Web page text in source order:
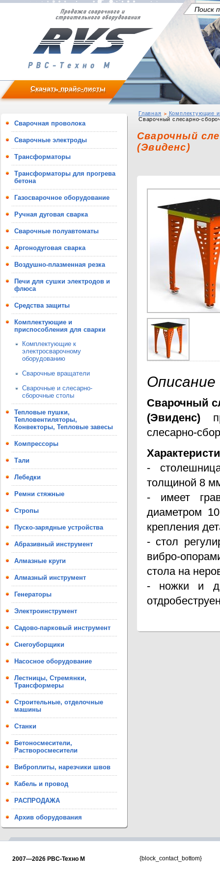
Скачать прайс-листы
Сварочная проволока
Сварочные электроды
Трансформаторы
Трансформаторы для прогрева
бетона
Газосварочное оборудование
Ручная дуговая сварка
Сварочные полуавтоматы
Аргонодуговая сварка
Воздушно-плазменная резка
Печи для сушки электродов и
флюса
Средства защиты
Комплектующие и
приспособления для сварки
Комплектующие к
электросварочному
оборудованию
Сварочные вращатели
Сварочные и слесарно-
сборочные столы
Тепловые пушки,
Тепловентиляторы,
Конвекторы, Тепловые завесы
Компрессоры
Тали
Лебедки
Ремни стяжные
Стропы
Пуско-зарядные устройства
Абразивный инструмент
Алмазные круги
Алмазный инструмент
Генераторы
Электроинструмент
Садово-парковый инструмент
Снегоуборщики
Насосное оборудование
Лестницы, Стремянки,
Трансформеры
Строительные, отделочные
машины
Станки
Бетоносмесители,
Растворосмесители
Виброплиты, нарезчики швов
Кабель и провод
РАСПРОДАЖА
Архив оборудования
Главная
Комплектующие
Сварочный слесарно-
Сварочный
(Эвиденс)
Описание
Сварочный
(Эвиденс)
слесарно-
-
толщиной 8
- имеет
диаметром
крепления
- стол
вибро-
стола на
- ножки и
2007—2026 РВС-Техно М {block_contact_bottom}